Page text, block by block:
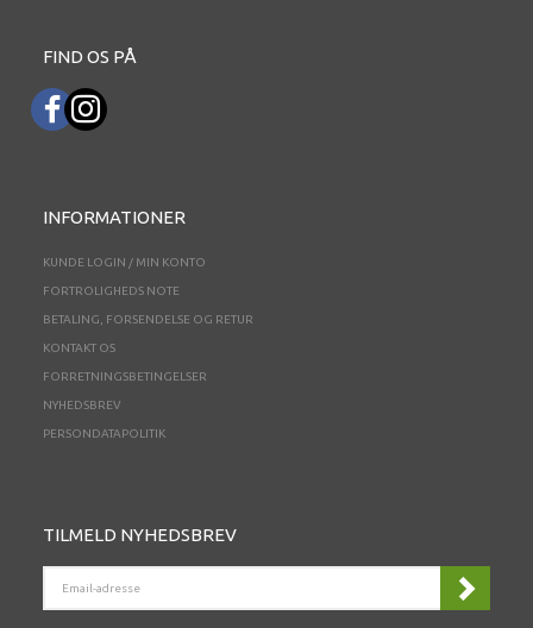
FIND OS PÅ
INFORMATIONER
KUNDE LOGIN / MIN KONTO
FORTROLIGHEDS NOTE
BETALING, FORSENDELSE OG RETUR
KONTAKT OS
FORRETNINGSBETINGELSER
NYHEDSBREV
PERSONDATAPOLITIK
TILMELD NYHEDSBREV
ADRESSE